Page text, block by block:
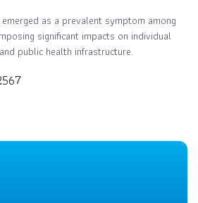
as a prevalent symptom among
significant impacts on individual
public health infrastructure.